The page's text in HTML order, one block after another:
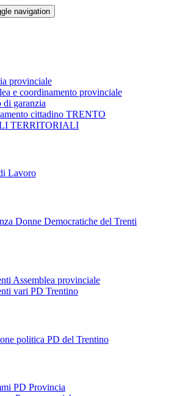
navigation
provinciale
e coordinamento provinciale
di garanzia
cittadino TRENTO
TERRITORIALI
Lavoro
Donne Democratiche del Trenti
Assemblea provinciale
vari PD Trentino
politica PD del Trentino
PD Provincia